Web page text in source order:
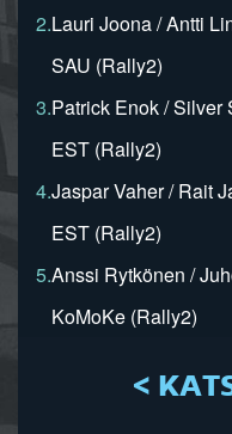
2.Lauri Joona / Antti
SAU (Rally2)
3.Patrick Enok / Silver
EST (Rally2)
4.Jaspar Vaher / Rait
EST (Rally2)
5.Anssi Rytkönen /
KoMoKe (Rally2)
<